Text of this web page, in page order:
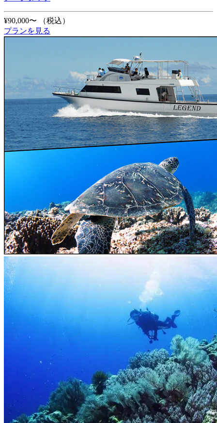
¥90,000〜
（税込）
プランを見る